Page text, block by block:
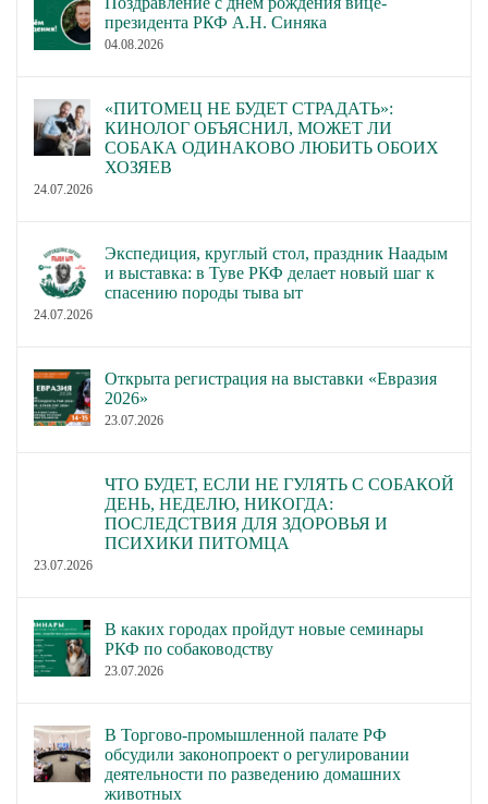
президента РКФ А.Н. Синяка
04.08.2026
«ПИТОМЕЦ НЕ БУДЕТ СТРАДАТЬ»:
КИНОЛОГ ОБЪЯСНИЛ, МОЖЕТ ЛИ
СОБАКА ОДИНАКОВО ЛЮБИТЬ ОБОИХ
ХОЗЯЕВ
24.07.2026
Экспедиция, круглый стол, праздник Наадым
и выставка: в Туве РКФ делает новый шаг к
спасению породы тыва ыт
24.07.2026
Открыта регистрация на выставки «Евразия
2026»
23.07.2026
ЧТО БУДЕТ, ЕСЛИ НЕ ГУЛЯТЬ С СОБАКОЙ
ДЕНЬ, НЕДЕЛЮ, НИКОГДА:
ПОСЛЕДСТВИЯ ДЛЯ ЗДОРОВЬЯ И
ПСИХИКИ ПИТОМЦА
23.07.2026
В каких городах пройдут новые семинары
РКФ по собаководству
23.07.2026
В Торгово-промышленной палате РФ
обсудили законопроект о регулировании
деятельности по разведению домашних
животных